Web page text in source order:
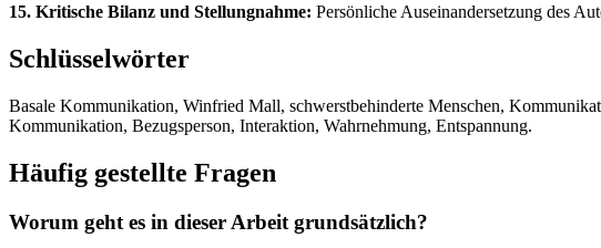
15. Kritische Bilanz und Stellungnahme: Persönliche Auseinandersetzung des
Schlüsselwörter
Basale Kommunikation, Winfried Mall, schwerstbehinderte Menschen,
Kommunikation, Bezugsperson, Interaktion, Wahrnehmung, Entspannung.
Häufig gestellte Fragen
Worum geht es in dieser Arbeit grundsätzlich?